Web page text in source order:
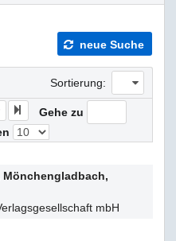
neue Suche
Sortierung:
Gehe zu
Mönchengladbach,
mbH